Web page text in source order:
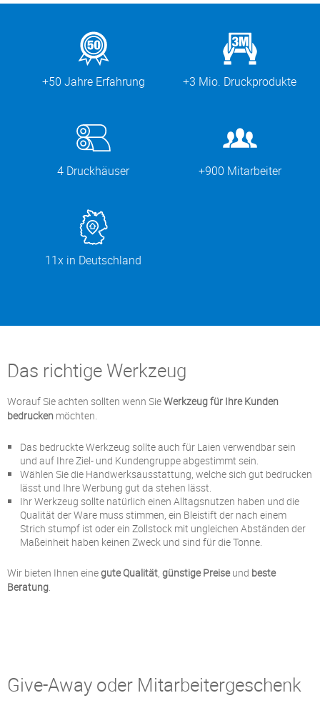
+50 Jahre Erfahrung +3 Mio. Druckprodukte
4 Druckhäuser +900 Mitarbeiter
11x in Deutschland
Das richtige Werkzeug
Worauf Sie achten sollten wenn SieWerkzeug für Ihre Kunden
bedrucken möchten.
Das bedruckte Werkzeug sollte auch für Laien verwendbar sein
und auf Ihre Ziel- und Kundengruppe abgestimmt sein.
Wählen Sie die Handwerksausstattung, welche sich gut bedrucken
lässt und Ihre Werbung gut da stehen lässt.
Ihr Werkzeug sollte natürlich einen Alltagsnutzen haben und die
Qualität der Ware muss stimmen, ein Bleistift der nach einem
Strich stumpf ist oder ein Zollstock mit ungleichen Abständen der
Maßeinheit haben keinen Zweck und sind für die Tonne.
Wir bieten Ihnen einegute Qualität, günstige Preiseund beste
Beratung.
Give-Away oder Mitarbeitergeschenk